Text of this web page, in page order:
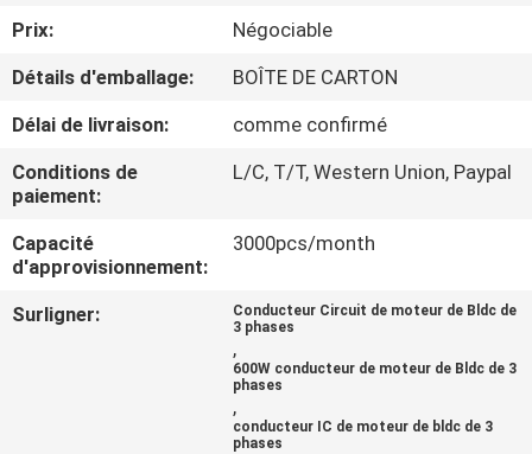
VISITE
D'USINE
CONTRÔLE
DE
LA
QUALITÉ
Prix:
Négociable
Détails d'emballage:
BOÎTE DE CARTON
Délai de livraison:
comme confirmé
Conditions de
paiement:
L/C, T/T, Western Union, Paypal
Capacité
d'approvisionnement:
3000pcs/month
Surligner:
Conducteur Circuit de moteur de Bldc de
3 phases
,
600W conducteur de moteur de Bldc de 3
phases
,
conducteur IC de moteur de bldc de 3
phases